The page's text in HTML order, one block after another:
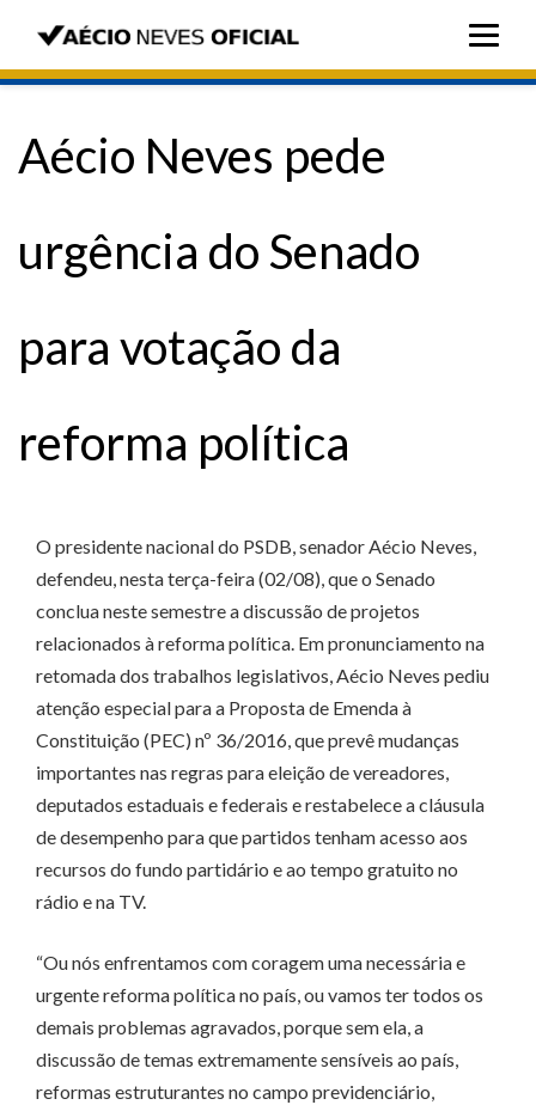
Aécio Neves pede
urgência do Senado
para votação da
reforma política
O presidente nacional do PSDB, senador Aécio Neves,
defendeu, nesta terça-feira (02/08), que o Senado
conclua neste semestre a discussão de projetos
relacionados à reforma política. Em pronunciamento na
retomada dos trabalhos legislativos, Aécio Neves pediu
atenção especial para a Proposta de Emenda à
Constituição (PEC) nº 36/2016, que prevê mudanças
importantes nas regras para eleição de vereadores,
deputados estaduais e federais e restabelece a cláusula
de desempenho para que partidos tenham acesso aos
recursos do fundo partidário e ao tempo gratuito no
rádio e na TV.
“Ou nós enfrentamos com coragem uma necessária e
urgente reforma política no país, ou vamos ter todos os
demais problemas agravados, porque sem ela, a
discussão de temas extremamente sensíveis ao país,
reformas estruturantes no campo previdenciário,